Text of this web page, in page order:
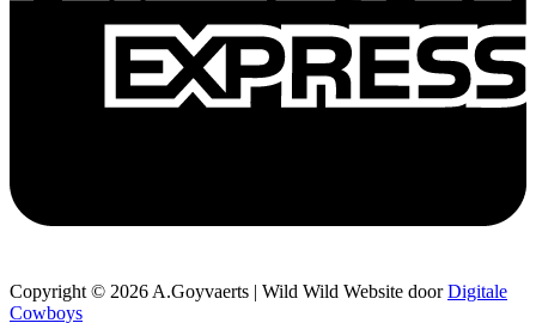
Copyright © 2026 A.Goyvaerts | Wild Wild Website doorDigitale
Cowboys